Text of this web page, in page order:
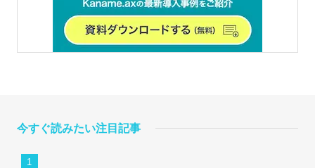
今すぐ読みたい注目記事